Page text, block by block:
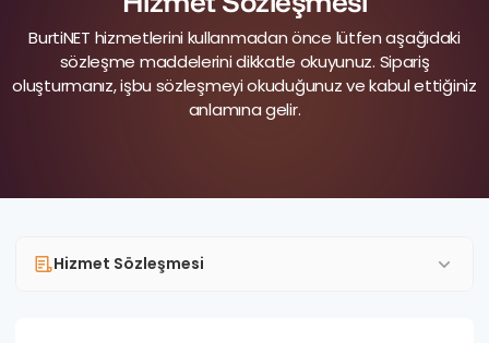
BurtiNET hizmetlerini kullanmadan önce lütfen aşağıdaki
sözleşme maddelerini dikkatle okuyunuz. Sipariş
oluşturmanız, işbu sözleşmeyi okuduğunuz ve kabul ettiğiniz
anlamına gelir.
Hizmet Sözleşmesi